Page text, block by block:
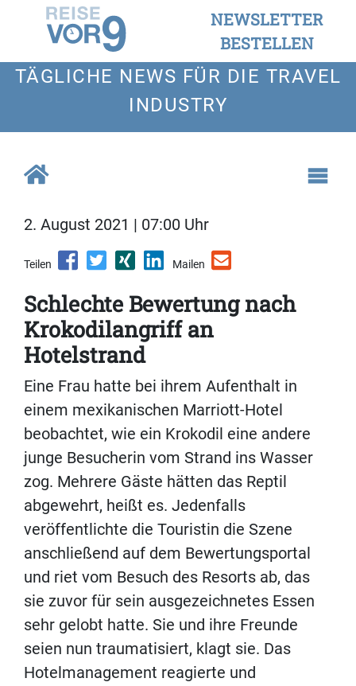
NEWSLETTER
BESTELLEN
TÄGLICHE NEWS FÜR DIE TRAVEL
INDUSTRY
2. August 2021 | 07:00 Uhr
Teilen Mailen
Schlechte Bewertung nach
Krokodilangriff an
Hotelstrand
Eine Frau hatte bei ihrem Aufenthalt in
einem mexikanischen Marriott-Hotel
beobachtet, wie ein Krokodil eine andere
junge Besucherin vom Strand ins Wasser
zog. Mehrere Gäste hätten das Reptil
abgewehrt, heißt es. Jedenfalls
veröffentlichte die Touristin die Szene
anschließend auf dem Bewertungsportal
und riet vom Besuch des Resorts ab, das
sie zuvor für sein ausgezeichnetes Essen
sehr gelobt hatte. Sie und ihre Freunde
seien nun traumatisiert, klagt sie. Das
Hotelmanagement reagierte und